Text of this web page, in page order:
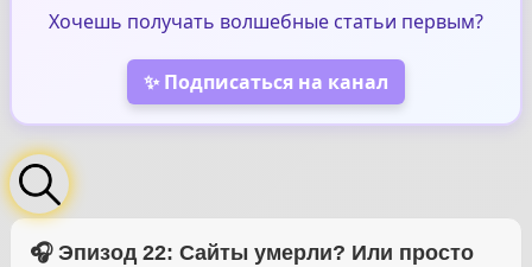
Хочешь получать волшебные статьи первым?
✨ Подписаться на канал
🎧 Эпизод 22: Сайты умерли? Или просто